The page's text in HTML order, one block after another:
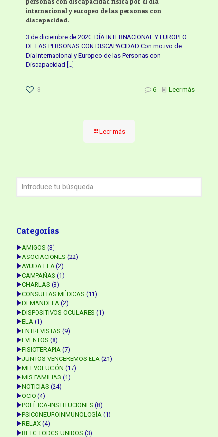
personas con discapacidad física por el día
internacional y europeo de las personas con
discapacidad.
3 de diciembre de 2020. DÍA INTERNACIONAL Y EUROPEO
DE LAS PERSONAS CON DISCAPACIDAD Con motivo del
Dia Internacional y Europeo de las Personas con
Discapacidad […]
3 6 Leer más
Leer más
Categorías
►AMIGOS (3)
►ASOCIACIONES (22)
►AYUDA ELA (2)
►CAMPAÑAS (1)
►CHARLAS (3)
►CONSULTAS MÉDICAS (11)
►DEMANDELA (2)
►DISPOSITIVOS OCULARES (1)
►ELA (1)
►ENTREVISTAS (9)
►EVENTOS (8)
►FISIOTERAPIA (7)
►JUNTOS VENCEREMOS ELA (21)
►MI EVOLUCIÓN (17)
►MIS FAMILIAS (1)
►NOTICIAS (24)
►OCIO (4)
►POLÍTICA-INSTITUCIONES (8)
►PSICONEUROINMUNOLOGÍA (1)
►RELAX (4)
►RETO TODOS UNIDOS (3)